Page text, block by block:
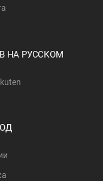
НА РУССКОМ